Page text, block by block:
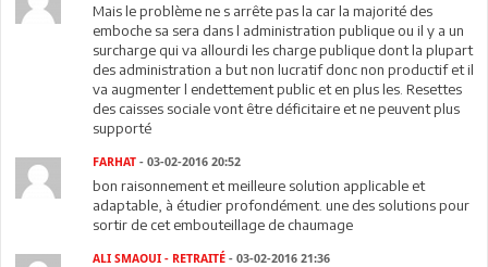
Mais le problème ne s arrête pas la car la majorité des
emboche sa sera dans l administration publique ou il y a un
surcharge qui va allourdi les charge publique dont la plupart
des administration a but non lucratif donc non productif et il
va augmenter l endettement public et en plus les. Resettes
des caisses sociale vont être déficitaire et ne peuvent plus
supporté
FARHAT - 03-02-2016 20:52
bon raisonnement et meilleure solution applicable et
adaptable, à étudier profondément. une des solutions pour
sortir de cet embouteillage de chaumage
ALI SMAOUI - RETRAITÉ - 03-02-2016 21:36